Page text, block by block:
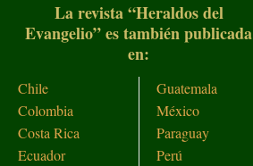
La revista “Heraldos del
Evangelio” es también publicada
en:
Chile
Colombia
Costa Rica
Ecuador
Guatemala
México
Paraguay
Perú